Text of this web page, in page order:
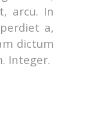
arcu. In
a,
dictum
Integer.